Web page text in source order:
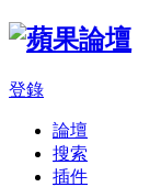
登錄
論壇
搜索
插件